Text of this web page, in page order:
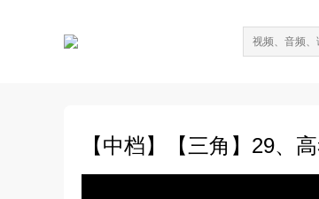
【中档】【三角】29、